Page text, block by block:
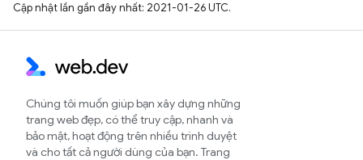
Cập nhật lần gần đây nhất: 2021-01-26 UTC.
Chúng tôi muốn giúp bạn xây dựng những
trang web đẹp, có thể truy cập, nhanh và
bảo mật, hoạt động trên nhiều trình duyệt
và cho tất cả người dùng của bạn. Trang